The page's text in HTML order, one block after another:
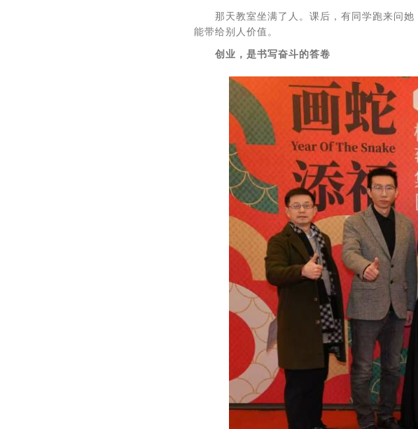
那天教室坐满了人。课后，有同学跑来问
能带给别人价值。
创业，是书写奋斗的答卷